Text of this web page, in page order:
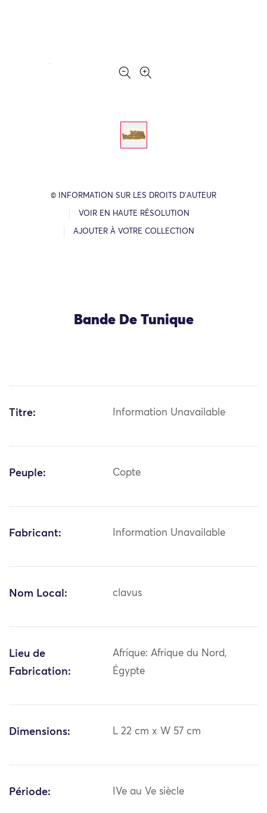
© INFORMATION SUR LES DROITS D’AUTEUR
VOIR EN HAUTE RÉSOLUTION
AJOUTER À VOTRE COLLECTION
Bande De Tunique
Titre: Information Unavailable
Peuple: Copte
Fabricant: Information Unavailable
Nom Local: clavus
Lieu de
Fabrication:
Afrique: Afrique du Nord,
Égypte
Dimensions: L 22 cm x W 57 cm
Période: IVe au Ve siècle